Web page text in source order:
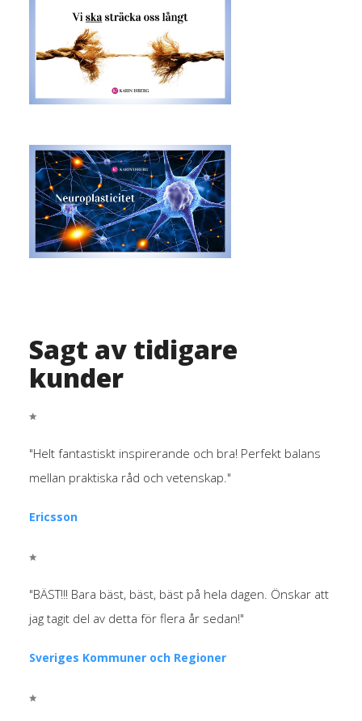
Sagt av tidigare
kunder
"Helt fantastiskt inspirerande och bra! Perfekt balans
mellan praktiska råd och vetenskap."
Ericsson
"BÄST!!! Bara bäst, bäst, bäst på hela dagen. Önskar att
jag tagit del av detta för flera år sedan!"
Sveriges Kommuner och Regioner